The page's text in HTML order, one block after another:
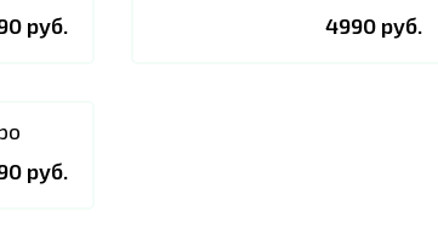
руб.
4990 руб.
руб.